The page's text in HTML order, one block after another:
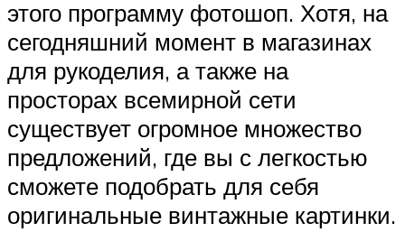
этого программу фотошоп. Хотя, на
сегодняшний момент в магазинах
для рукоделия, а также на
просторах всемирной сети
существует огромное множество
предложений, где вы с легкостью
сможете подобрать для себя
оригинальные винтажные картинки.